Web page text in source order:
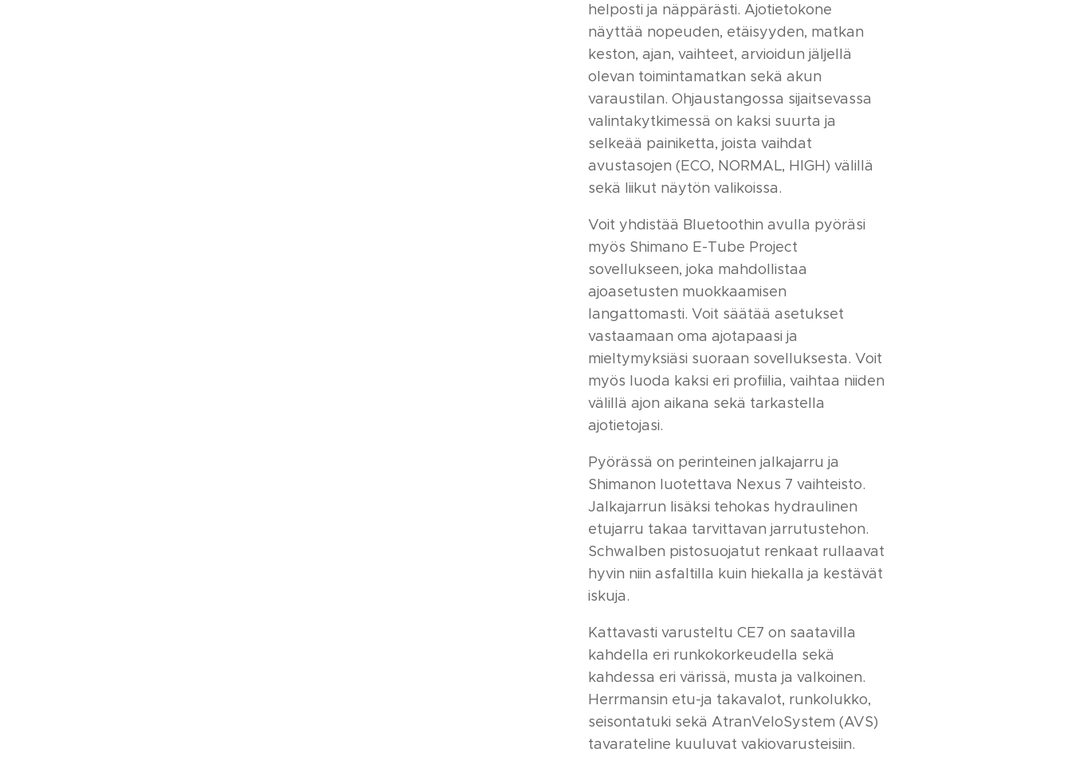
helposti ja näppärästi. Ajotietokone
näyttää nopeuden, etäisyyden, matkan
keston, ajan, vaihteet, arvioidun jäljellä
olevan toimintamatkan sekä akun
varaustilan. Ohjaustangossa sijaitsevassa
valintakytkimessä on kaksi suurta ja
selkeää painiketta, joista vaihdat
avustasojen (ECO, NORMAL, HIGH) välillä
sekä liikut näytön valikoissa.
Voit yhdistää Bluetoothin avulla pyöräsi
myös Shimano E-Tube Project
sovellukseen, joka mahdollistaa
ajoasetusten muokkaamisen
langattomasti. Voit säätää asetukset
vastaamaan oma ajotapaasi ja
mieltymyksiäsi suoraan sovelluksesta. Voit
myös luoda kaksi eri profiilia, vaihtaa niiden
välillä ajon aikana sekä tarkastella
ajotietojasi.
Pyörässä on perinteinen jalkajarru ja
Shimanon luotettava Nexus 7 vaihteisto.
Jalkajarrun lisäksi tehokas hydraulinen
etujarru takaa tarvittavan jarrutustehon.
Schwalben pistosuojatut renkaat rullaavat
hyvin niin asfaltilla kuin hiekalla ja kestävät
iskuja.
Kattavasti varusteltu CE7 on saatavilla
kahdella eri runkokorkeudella sekä
kahdessa eri värissä, musta ja valkoinen.
Herrmansin etu-ja takavalot, runkolukko,
seisontatuki sekä AtranVeloSystem (AVS)
tavarateline kuuluvat vakiovarusteisiin.